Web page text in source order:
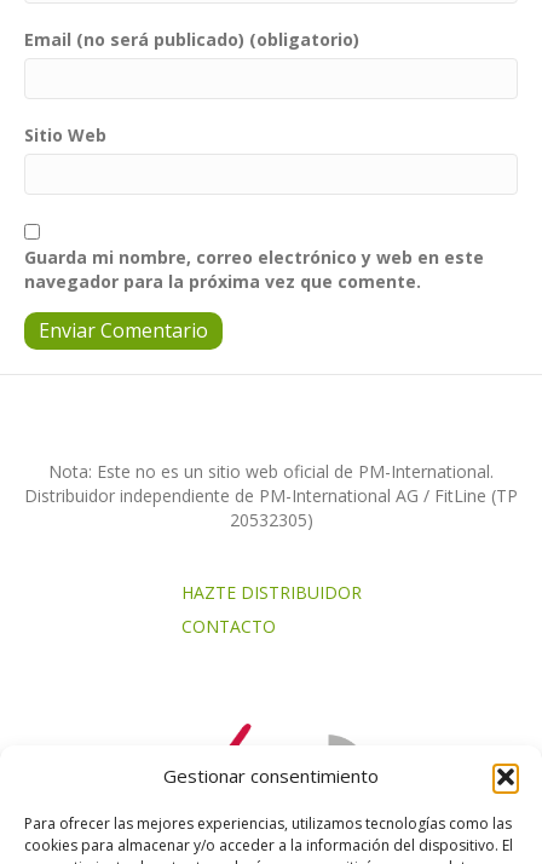
Gestionar consentimiento
Para ofrecer las mejores experiencias, utilizamos tecnologías como las
cookies para almacenar y/o acceder a la información del dispositivo. El
Email (no será publicado) (obligatorio)
Sitio Web
Guarda mi nombre, correo electrónico y web en este
navegador para la próxima vez que comente.
Nota: Este no es un sitio web oficial de PM-International.
Distribuidor independiente de PM-International AG / FitLine (TP
20532305)
HAZTE DISTRIBUIDOR
CONTACTO